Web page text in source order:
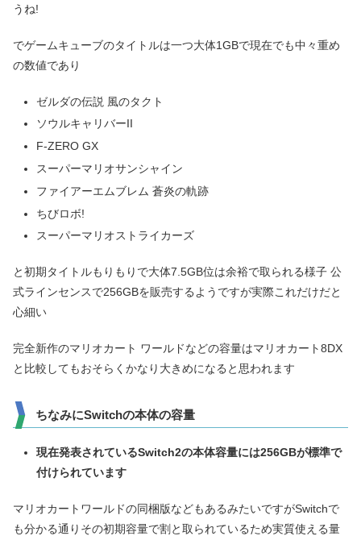
うね!
でゲームキューブのタイトルは一つ大体1GBで現在でも中々重め
の数値であり
ゼルダの伝説 風のタクト
ソウルキャリバーII
F-ZERO GX
スーパーマリオサンシャイン
ファイアーエムブレム 蒼炎の軌跡
ちびロボ!
スーパーマリオストライカーズ
と初期タイトルもりもりで大体7.5GB位は余裕で取られる様子 公
式ラインセンスで256GBを販売するようですが実際これだけだと
心細い
完全新作のマリオカート ワールドなどの容量はマリオカート8DX
と比較してもおそらくかなり大きめになると思われます
ちなみにSwitchの本体の容量
現在発表されているSwitch2の本体容量には256GBが標準で
付けられています
マリオカートワールドの同梱版などもあるみたいですがSwitchで
も分かる通りその初期容量で割と取られているため実質使える量